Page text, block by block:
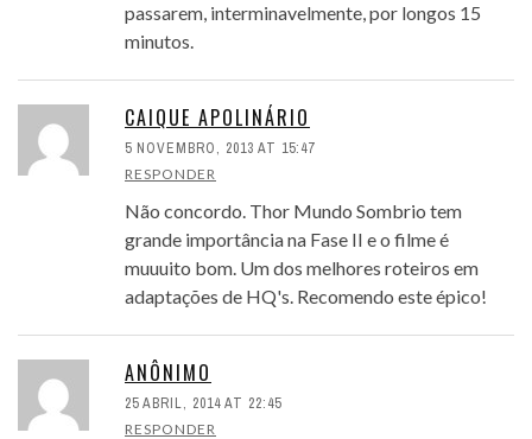
passarem, interminavelmente, por longos 15
minutos.
CAIQUE APOLINÁRIO
5 NOVEMBRO, 2013 AT 15:47
RESPONDER
Não concordo. Thor Mundo Sombrio tem
grande importância na Fase II e o filme é
muuuito bom. Um dos melhores roteiros em
adaptações de HQ's. Recomendo este épico!
ANÔNIMO
25 ABRIL, 2014 AT 22:45
RESPONDER